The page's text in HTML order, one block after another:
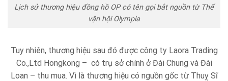
Lịch sử thương hiệu đồng hồ OP có tên gọi bắt nguồn từ Thế
vận hội Olympia
Tuy nhiên, thương hiệu sau đó được công ty Laora Trading
Co.,Ltd Hongkong – có trụ sở chính ở Đài Chung và Đài
Loan – thu mua. Vì là thương hiệu có nguồn gốc từ Thuỵ Sĩ